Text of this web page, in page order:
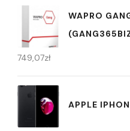
WAPRO
749,07zł
APPLE